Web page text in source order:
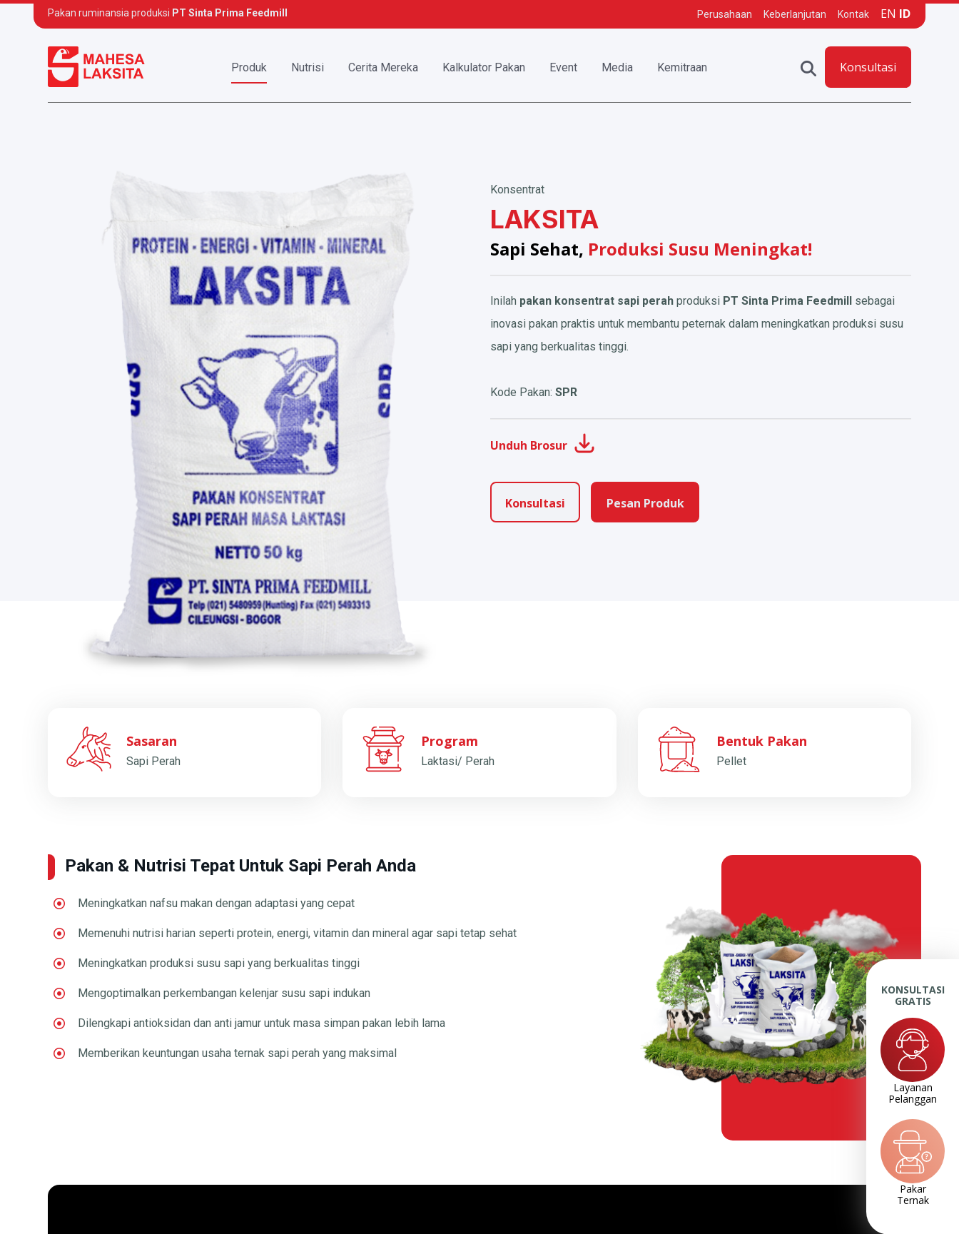
Pakan ruminansia produksi PT Sinta Prima Feedmill EN ID
Perusahaan Keberlanjutan Kontak
Produk Nutrisi Cerita Mereka Kalkulator Pakan Event Media Kemitraan Konsultasi
Konsentrat
LAKSITA
Sapi Sehat, Produksi Susu Meningkat!
Inilah pakan konsentrat sapi perah produksi PT Sinta Prima Feedmill sebagai
inovasi pakan praktis untuk membantu peternak dalam meningkatkan produksi susu
sapi yang berkualitas tinggi.
Kode Pakan: SPR
Unduh Brosur
Konsultasi Pesan Produk
Sasaran
Sapi Perah
Program
Laktasi/ Perah
Bentuk Pakan
Pellet
Pakan & Nutrisi Tepat Untuk Sapi Perah Anda
Meningkatkan nafsu makan dengan adaptasi yang cepat
Memenuhi nutrisi harian seperti protein, energi, vitamin dan mineral agar sapi tetap sehat
Meningkatkan produksi susu sapi yang berkualitas tinggi
Mengoptimalkan perkembangan kelenjar susu sapi indukan
Dilengkapi antioksidan dan anti jamur untuk masa simpan pakan lebih lama
Memberikan keuntungan usaha ternak sapi perah yang maksimal
KONSULTASI
GRATIS
Layanan
Pelanggan
Pakar
Ternak